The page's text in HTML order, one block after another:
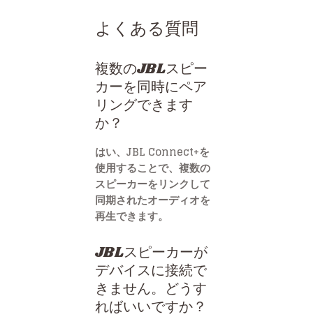
よくある質問
複数のJBLスピー
カーを同時にペア
リングできます
か？
はい、JBL Connect+を
使用することで、複数の
スピーカーをリンクして
同期されたオーディオを
再生できます。
JBLスピーカーが
デバイスに接続で
きません。どうす
ればいいですか？